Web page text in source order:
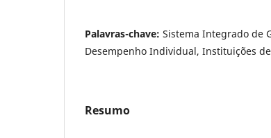
Palavras-chave: Sistema Integrado de
Desempenho Individual, Instituições
Resumo